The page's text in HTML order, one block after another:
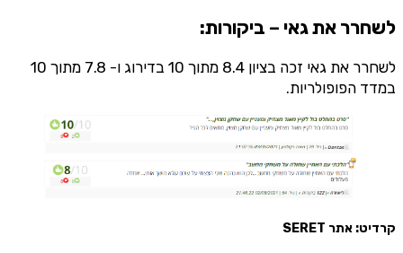
לשחרר את גאי – ביקורות:
לשחרר את גאי זכה בציון 8.4 מתוך 10 בדירוג ו- 7.8 מתוך 10
במדד הפופולריות.
קרדיט: אתר SERET